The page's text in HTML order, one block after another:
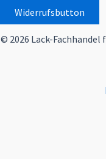
Widerrufsbutton
© 2026 Lack-